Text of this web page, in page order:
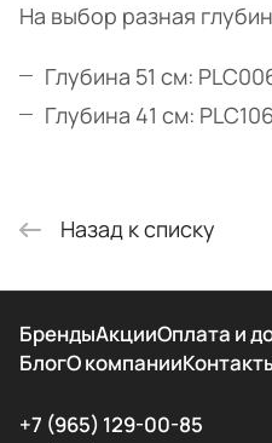
На выбор разная
Глубина 51 см:
Глубина 41 см:
Назад к списку
БрендыАкцииОплата и
БлогО компании
+7 (965) 129-00-85